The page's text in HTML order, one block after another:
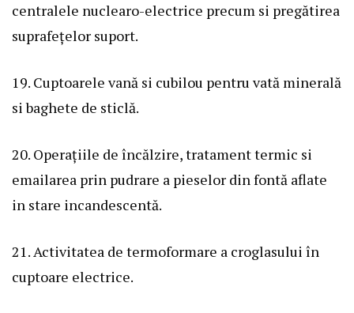
centralele nuclearo-electrice precum si pregătirea
suprafețelor suport.
19. Cuptoarele vană si cubilou pentru vată minerală
si baghete de sticlă.
20. Operațiile de încălzire, tratament termic si
emailarea prin pudrare a pieselor din fontă aflate
in stare incandescentă.
21. Activitatea de termoformare a croglasului în
cuptoare electrice.